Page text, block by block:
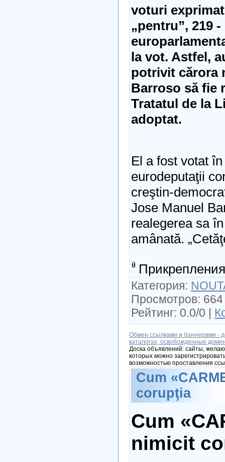
voturi
„pentru”, 219
la vot. Astfel,
potrivit cărora
Barroso să fie
Tratatul de la
adoptat.
El a fost votat
eurodeputaţii
creştin-
Jose Manuel
realegerea sa
amânată.
Категория:
Просмотров:
Рейтинг: 0.0/0 |
Обмен ссылками и баннерами -
каталогах, освобожденные
Доска объявлений: сайты,
которых можно
возможностью проставления
Cum
corupţia
Cum
nimicit